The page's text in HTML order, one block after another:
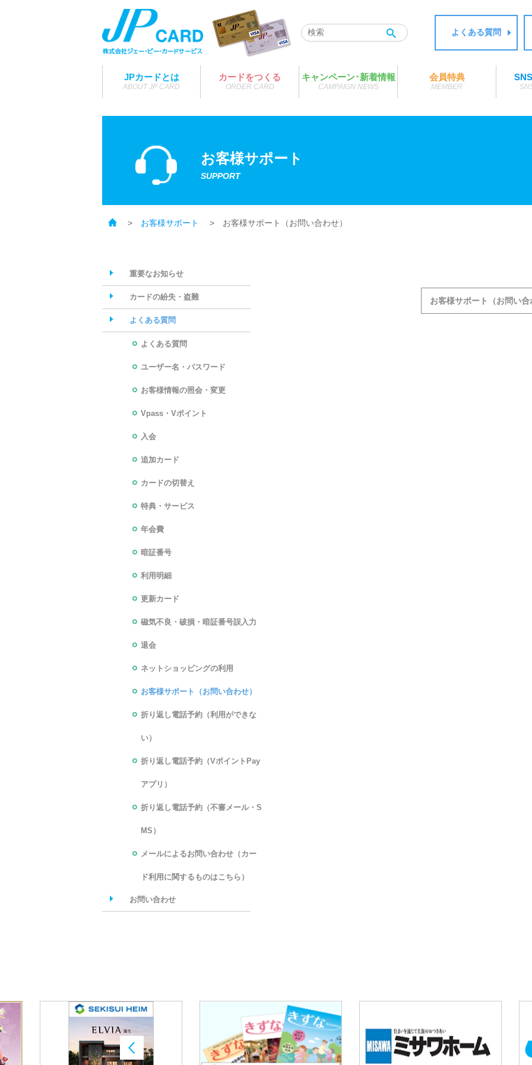
よくある質問
JPカードとは
ABOUT JP CARD
カードをつくる
ORDER CARD
キャンペーン･新着情報
CAMPAIGN NEWS
会員特典
MEMBER
お客様サポート
SUPPORT
トップお客様サポート お客様サポート（お問い合わせ）
重要なお知らせ
カードの紛失・盗難
よくある質問
よくある質問
ユーザー名・パスワード
お客様情報の照会・変更
Vpass・Vポイント
入会
追加カード
カードの切替え
特典・サービス
年会費
暗証番号
利用明細
更新カード
磁気不良・破損・暗証番号誤入力
退会
ネットショッピングの利用
お客様サポート（お問い合わせ）
折り返し電話予約（利用ができな
い）
折り返し電話予約（VポイントPay
アプリ）
折り返し電話予約（不審メール・S
MS）
メールによるお問い合わせ（カー
ド利用に関するものはこちら）
お問い合わせ
お客様サポート（お問い合